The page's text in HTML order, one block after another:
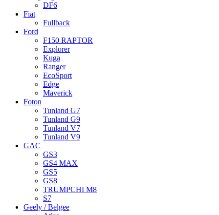
DF6
Fiat
Fullback
Ford
F150 RAPTOR
Explorer
Kuga
Ranger
EcoSport
Edge
Maverick
Foton
Tunland G7
Tunland G9
Tunland V7
Tunland V9
GAC
GS3
GS4 MAX
GS5
GS8
TRUMPCHI M8
S7
Geely / Belgee